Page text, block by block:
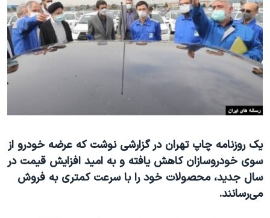
فرهنگ و زندگی
حقوق شهروندی
اقتصادی
علم و فناوری
آرشیو پخش زنده
مستندها
انتخابات ریاست جمهوری آمریکا ۲۰۲۴
حمله جمهوری اسلامی به اسرائیل
رمز مهسا
مجموعه مستندهای دادخواهی
تریبونال مردمی آبان ۹۸
دادگاه حمید نوری
دنبال کنید
یک روزنامه چاپ تهران در گزارشی نوشت که عرضه خودرو از
سوی خودروسازان کاهش یافته و به امید افزایش قیمت در
سال جدید، محصولات خود را با سرعت کمتری به فروش
می‌رسانند.